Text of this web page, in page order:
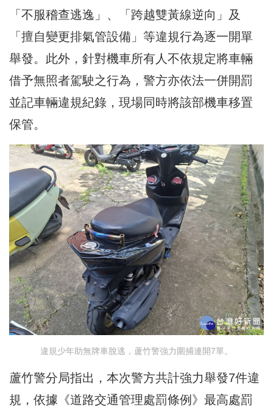
「不服稽查逃逸」、「跨越雙黃線逆向」及
「擅自變更排氣管設備」等違規行為逐一開單
舉發。此外，針對機車所有人不依規定將車輛
借予無照者駕駛之行為，警方亦依法一併開罰
並記車輛違規紀錄，現場同時將該部機車移置
保管。
違規少年助無牌車脫逃，蘆竹警強力圍捕連開7單。
蘆竹警分局指出，本次警方共計強力舉發7件違
規，依據《道路交通管理處罰條例》最高處罰